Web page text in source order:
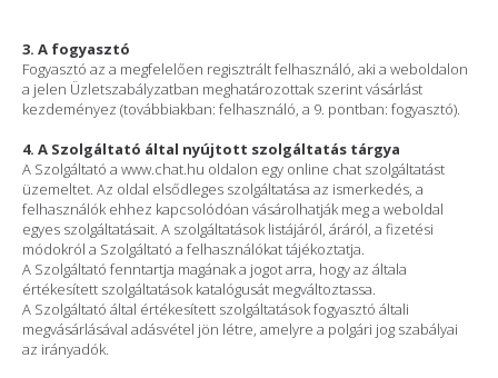
3. A fogyasztó
Fogyasztó az a megfelelően regisztrált felhasználó, aki a weboldalon
a jelen Üzletszabályzatban meghatározottak szerint vásárlást
kezdeményez (továbbiakban: felhasználó, a 9. pontban: fogyasztó).
4. A Szolgáltató által nyújtott szolgáltatás tárgya
A Szolgáltató a www.chat.hu oldalon egy online chat szolgáltatást
üzemeltet. Az oldal elsődleges szolgáltatása az ismerkedés, a
felhasználók ehhez kapcsolódóan vásárolhatják meg a weboldal
egyes szolgáltatásait. A szolgáltatások listájáról, áráról, a fizetési
módokról a Szolgáltató a felhasználókat tájékoztatja.
A Szolgáltató fenntartja magának a jogot arra, hogy az általa
értékesített szolgáltatások katalógusát megváltoztassa.
A Szolgáltató által értékesített szolgáltatások fogyasztó általi
megvásárlásával adásvétel jön létre, amelyre a polgári jog szabályai
az irányadók.